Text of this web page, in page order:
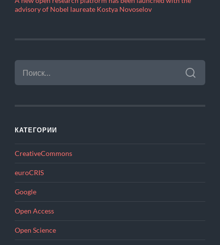
advisory of Nobel laureate Kostya Novoselov
НАЙТИ:
КАТЕГОРИИ
CreativeCommons
euroCRIS
Google
Open Access
Open Science